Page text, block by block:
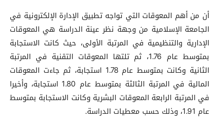
أن من أهم المعوقات التي تواجه تطبيق الإدارة الإلكترونية في
الجامعة الإسلامية من وجهة نظر عينة الدراسة هي المعوقات
الإدارية والتنظيمية في المرتبة الأولى، حيث كانت الاستجابة
بمتوسط عام 1.76، ثم تلتها المعوقات التقنية في المرتبة
الثانية وكانت بمتوسط عام 1.78 استجابة، ثم جاءت المعوقات
المالية في المرتبة الثالثة بمتوسط عام 1.80 استجابة، وأخيرا
في المرتبة الرابعة المعوقات البشرية وكانت الاستجابة بمتوسط
عام 1.91، وذلك حسب معطيات الدراسة.